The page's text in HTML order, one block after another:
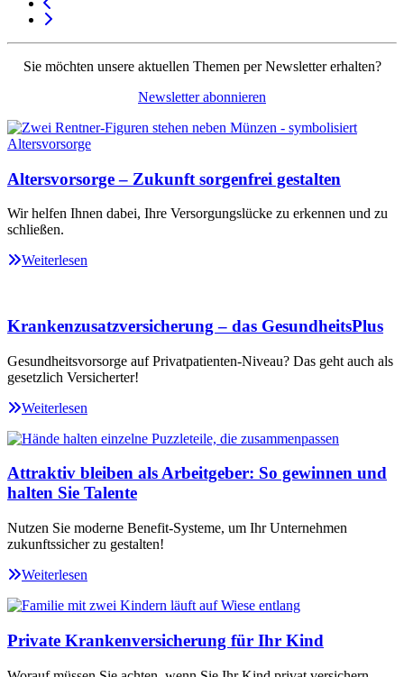
Sie möchten unsere aktuellen Themen per Newsletter erhalten?
Newsletter abonnieren
Altersvorsorge – Zukunft sorgenfrei gestalten
Wir helfen Ihnen dabei, Ihre Versorgungslücke zu erkennen und zu
schließen.
Weiterlesen
Krankenzusatzversicherung – das GesundheitsPlus
Gesundheitsvorsorge auf Privatpatienten-Niveau? Das geht auch als
gesetzlich Versicherter!
Weiterlesen
Attraktiv bleiben als Arbeitgeber: So gewinnen und
halten Sie Talente
Nutzen Sie moderne Benefit-Systeme, um Ihr Unternehmen
zukunftssicher zu gestalten!
Weiterlesen
Private Krankenversicherung für Ihr Kind